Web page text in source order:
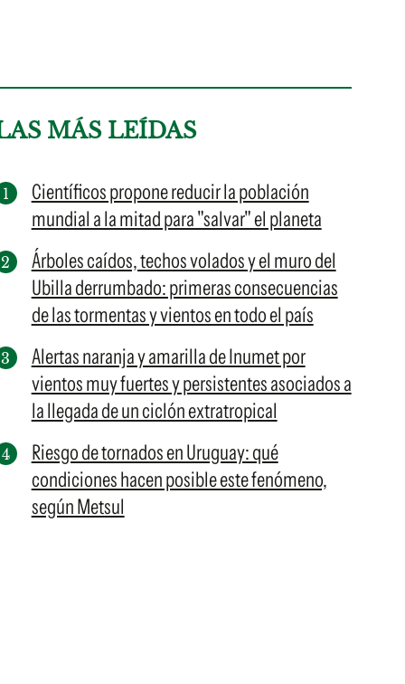
MÁS LEÍDAS
Científicos propone reducir la población
mundial a la mitad para "salvar" el planeta
Árboles caídos, techos volados y el muro del
Ubilla derrumbado: primeras consecuencias
de las tormentas y vientos en todo el país
Alertas naranja y amarilla de Inumet por
vientos muy fuertes y persistentes asociados a
la llegada de un ciclón extratropical
Riesgo de tornados en Uruguay: qué
condiciones hacen posible este fenómeno,
según Metsul